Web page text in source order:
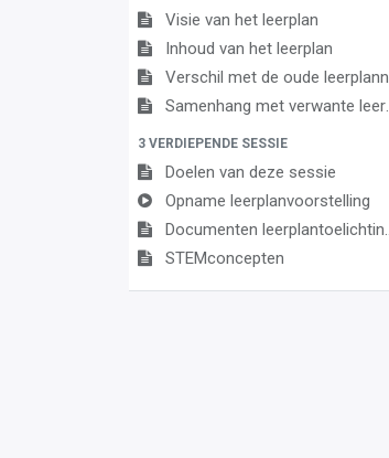
Visie van het leerplan
Inhoud van het leerplan
Verschil met de oude leerplannen
Samenhang met verwante leerplannen
3 VERDIEPENDE SESSIE
Doelen van deze sessie
Opname leerplanvoorstelling
Documenten leerplantoelichting
STEMconcepten